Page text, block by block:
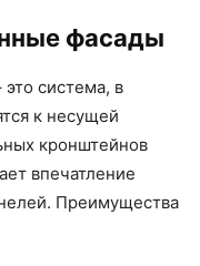
фасады
система, в
к несущей
кронштейнов
впечатление
Преимущества